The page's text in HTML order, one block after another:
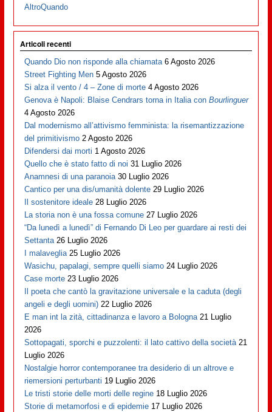
AltroQuando
Articoli recenti
Quando Dio non risponde alla chiamata 6 Agosto 2026
Street Fighting Men 5 Agosto 2026
Si alza il vento / 4 – Zone di morte 4 Agosto 2026
Genova è Napoli: Blaise Cendrars torna in Italia conBourlinguer
4 Agosto 2026
Dal modernismo all’attivismo femminista: la risemantizzazione
del primitivismo 2 Agosto 2026
Difendersi dai morti 1 Agosto 2026
Quello che è stato fatto di noi 31 Luglio 2026
Anamnesi di una paranoia 30 Luglio 2026
Cantico per una dis/umanità dolente 29 Luglio 2026
Il sostenitore ideale 28 Luglio 2026
La storia non è una fossa comune 27 Luglio 2026
“Da lunedì a lunedì” di Fernando Di Leo per guardare ai resti dei
Settanta 26 Luglio 2026
I malaveglia 25 Luglio 2026
Wasichu, papalagi, sempre quelli siamo 24 Luglio 2026
Case morte 23 Luglio 2026
Il poeta che cantò la gravitazione universale e la caduta (degli
angeli e degli uomini) 22 Luglio 2026
E man int la zità, cittadinanza e lavoro a Bologna 21 Luglio
2026
Sottopagati, sporchi e puzzolenti: il lato cattivo della società 21
Luglio 2026
Nostalgie horror contemporanee tra desiderio di un altrove e
riemersioni perturbanti 19 Luglio 2026
Le tristi storie delle morti delle regine 18 Luglio 2026
Storie di metamorfosi e di epidemie 17 Luglio 2026